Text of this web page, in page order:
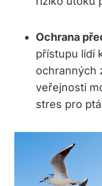
Ochrana
přístupu lidí
ochranných
veřejnosti
stres pro